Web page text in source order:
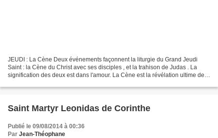
JEUDI : La Cène Deux événements façonnent la liturgie du Grand Jeudi
Saint : la Cène du Christ avec ses disciples , et la trahison de Judas . La
signification des deux est dans l'amour. La Cène est la révélation ultime de
Saint Martyr Leonidas de Corinthe
Publié le 09/08/2014 à 00:36
Par Jean-Théophane